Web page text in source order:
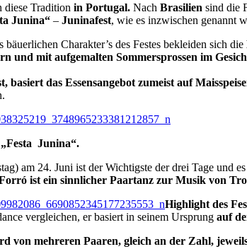
Tradition in Portugal. Nach Brasilien sind die
Junina“ – Juninafest, wie es inzwischen genannt
bäuerlichen Charakter’s des Festes bekleiden sich die
und mit aufgemalten Sommersprossen im
basiert das Essensangebot zumeist auf
Junina“.
am 24. Juni ist der Wichtigste der drei Tage und
ist ein sinnlicher Paartanz zur Musik von
Highlight des
vergleichen, er basiert in seinem Ursprung auf
von mehreren Paaren, gleich an der Zahl,